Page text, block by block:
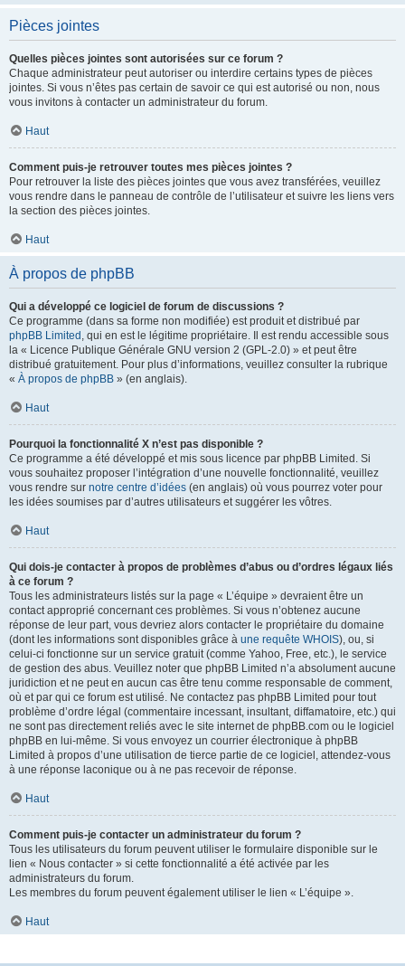
Pièces jointes
Quelles pièces jointes sont autorisées sur ce forum ?
Chaque administrateur peut autoriser ou interdire certains types de pièces
jointes. Si vous n’êtes pas certain de savoir ce qui est autorisé ou non, nous
vous invitons à contacter un administrateur du forum.
Haut
Comment puis-je retrouver toutes mes pièces jointes ?
Pour retrouver la liste des pièces jointes que vous avez transférées, veuillez
vous rendre dans le panneau de contrôle de l’utilisateur et suivre les liens vers
la section des pièces jointes.
Haut
À propos de phpBB
Qui a développé ce logiciel de forum de discussions ?
Ce programme (dans sa forme non modifiée) est produit et distribué par
phpBB Limited , qui en est le légitime propriétaire. Il est rendu accessible sous
la « Licence Publique Générale GNU version 2 (GPL-2.0) » et peut être
distribué gratuitement. Pour plus d’informations, veuillez consulter la rubrique
« À propos de phpBB » (en anglais).
Haut
Pourquoi la fonctionnalité X n’est pas disponible ?
Ce programme a été développé et mis sous licence par phpBB Limited. Si
vous souhaitez proposer l’intégration d’une nouvelle fonctionnalité, veuillez
vous rendre sur notre centre d’idées (en anglais) où vous pourrez voter pour
les idées soumises par d’autres utilisateurs et suggérer les vôtres.
Haut
Qui dois-je contacter à propos de problèmes d’abus ou d’ordres légaux liés
à ce forum ?
Tous les administrateurs listés sur la page « L’équipe » devraient être un
contact approprié concernant ces problèmes. Si vous n’obtenez aucune
réponse de leur part, vous devriez alors contacter le propriétaire du domaine
(dont les informations sont disponibles grâce à une requête WHOIS), ou, si
celui-ci fonctionne sur un service gratuit (comme Yahoo, Free, etc.), le service
de gestion des abus. Veuillez noter que phpBB Limited n’a absolument aucune
juridiction et ne peut en aucun cas être tenu comme responsable de comment,
où et par qui ce forum est utilisé. Ne contactez pas phpBB Limited pour tout
problème d’ordre légal (commentaire incessant, insultant, diffamatoire, etc.) qui
ne sont pas directement reliés avec le site internet de phpBB.com ou le logiciel
phpBB en lui-même. Si vous envoyez un courrier électronique à phpBB
Limited à propos d’une utilisation de tierce partie de ce logiciel, attendez-vous
à une réponse laconique ou à ne pas recevoir de réponse.
Haut
Comment puis-je contacter un administrateur du forum ?
Tous les utilisateurs du forum peuvent utiliser le formulaire disponible sur le
lien « Nous contacter » si cette fonctionnalité a été activée par les
administrateurs du forum.
Les membres du forum peuvent également utiliser le lien « L’équipe ».
Haut